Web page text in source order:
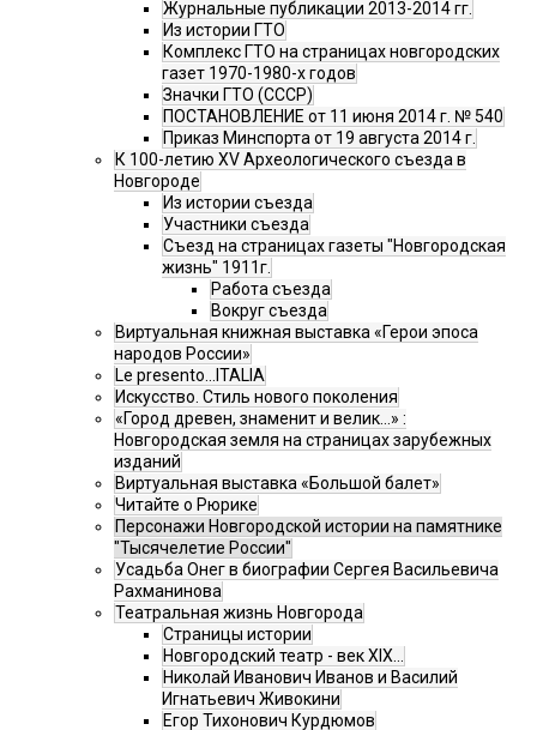
Журнальные публикации 2013-2014 гг.
Из истории ГТО
Комплекс ГТО на страницах новгородских
газет 1970-1980-х годов
Значки ГТО (СССР)
ПОСТАНОВЛЕНИЕ от 11 июня 2014 г. № 540
Приказ Минспорта от 19 августа 2014 г.
К 100-летию XV Археологического съезда в
Новгороде
Из истории съезда
Участники съезда
Cъезд на страницах газеты "Новгородская
жизнь" 1911г.
Работа съезда
Вокруг съезда
Виртуальная книжная выставка «Герои эпоса
народов России»
Le presento...ITALIA
Искусство. Стиль нового поколения
«Город древен, знаменит и велик…» :
Новгородская земля на страницах зарубежных
изданий
Виртуальная выставка «Большой балет»
Читайте о Рюрике
Персонажи Новгородской истории на памятнике
"Тысячелетие России"
Усадьба Онег в биографии Сергея Васильевича
Рахманинова
Театральная жизнь Новгорода
Страницы истории
Новгородский театр - век XIX…
Николай Иванович Иванов и Василий
Игнатьевич Живокини
Егор Тихонович Курдюмов